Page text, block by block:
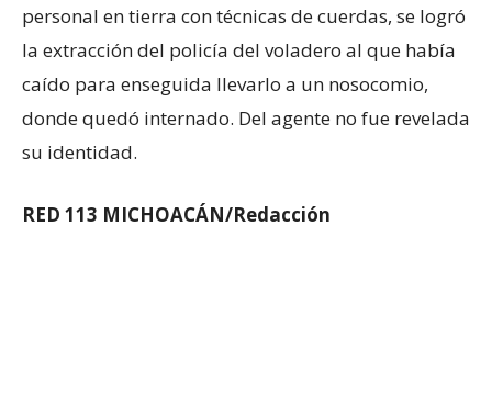
personal en tierra con técnicas de cuerdas, se logró
la extracción del policía del voladero al que había
caído para enseguida llevarlo a un nosocomio,
donde quedó internado. Del agente no fue revelada
su identidad.
RED 113 MICHOACÁN/Redacción